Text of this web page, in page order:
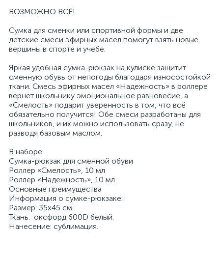
ВОЗМОЖНО ВСЁ!
Сумка для сменки или спортивной формы и две
детские смеси эфирных масел помогут взять новые
вершины в спорте и учебе.
Яркая удобная сумка-рюкзак на кулиске защитит
сменную обувь от непогоды благодаря износостойкой
ткани. Смесь эфирных масел «Надежность» в роллере
вернет школьнику эмоциональное равновесие, а
«Смелость» подарит уверенность в том, что всё
обязательно получится! Обе смеси разработаны для
школьников, и их можно использовать сразу, не
разводя базовым маслом.
В наборе:
Сумка-рюкзак для сменной обуви
Роллер «Смелость», 10 мл
Роллер «Надежность», 10 мл
Основные преимущества
Информация о сумке-рюкзаке:
Размер: 35х45 см.
Ткань: оксфорд 600D белый.
Нанесение: сублимация.